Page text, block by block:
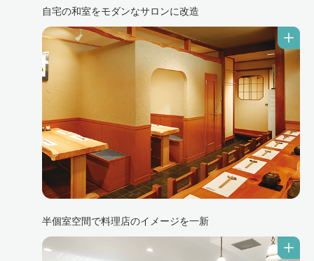
自宅の和室をモダンなサロンに改造
半個室空間で料理店のイメージを一新